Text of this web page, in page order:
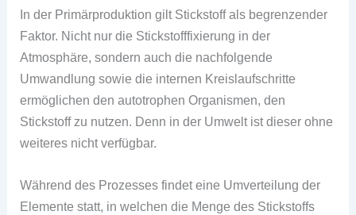
In der Primärproduktion gilt Stickstoff als begrenzender
Faktor. Nicht nur die Stickstofffixierung in der
Atmosphäre, sondern auch die nachfolgende
Umwandlung sowie die internen Kreislaufschritte
ermöglichen den autotrophen Organismen, den
Stickstoff zu nutzen. Denn in der Umwelt ist dieser ohne
weiteres nicht verfügbar.
Während des Prozesses findet eine Umverteilung der
Elemente statt, in welchen die Menge des Stickstoffs